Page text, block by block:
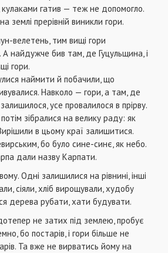
гатив — теж не допомогло.
землі прерівній виникли гори.
велетень, тим вищі гори
А найдужче бив там, де Гуцульщина, і
гори.
наймити й побачили, що
Навколо — гори, а там, де
усе провалилося в прірву.
зібралися на велику раду: як
в цьому краї залишитися.
бо було сине-синє, як небо.
дали назву Карпати.
Одні залишилися на рівнині, інші
сіяли, хліб вирощували, худобу
дерева рубати, хати будувати.
не затих під землею, пробує
бо постарів, і гори більше не
Та вже не вирватись йому на